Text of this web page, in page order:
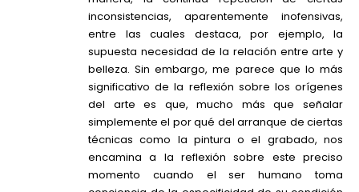
inconsistencias, aparentemente inofensivas,
entre las cuales destaca, por ejemplo, la
supuesta necesidad de la relación entre arte y
belleza. Sin embargo, me parece que lo más
significativo de la reflexión sobre los orígenes
del arte es que, mucho más que señalar
simplemente el por qué del arranque de ciertas
técnicas como la pintura o el grabado, nos
encamina a la reflexión sobre este preciso
momento cuando el ser humano toma